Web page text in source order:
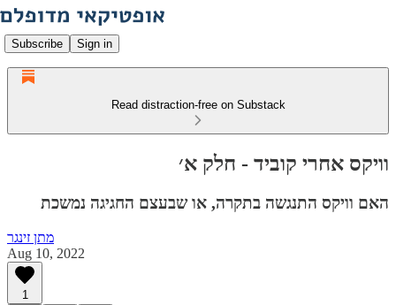
Subscribe Sign in
Read distraction-free on Substack
וויקס אחרי קוביד - חלק א׳
האם וויקס התנגשה בתקרה, או שבעצם החגיגה נמשכת
מתן זינגר
Aug 10, 2022
1